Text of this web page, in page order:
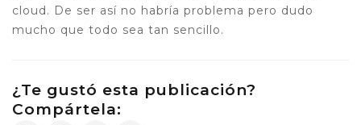
cloud. De ser así no habría problema pero dudo
mucho que todo sea tan sencillo.
¿Te gustó esta publicación?
Compártela: